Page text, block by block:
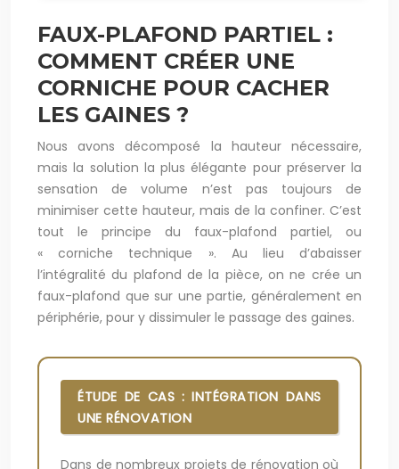
FAUX-PLAFOND PARTIEL :
COMMENT CRÉER UNE
CORNICHE POUR CACHER
LES GAINES ?
Nous avons décomposé la hauteur nécessaire,
mais la solution la plus élégante pour préserver la
sensation de volume n’est pas toujours de
minimiser cette hauteur, mais de la confiner. C’est
tout le principe du faux-plafond partiel, ou
« corniche technique ». Au lieu d’abaisser
l’intégralité du plafond de la pièce, on ne crée un
faux-plafond que sur une partie, généralement en
périphérie, pour y dissimuler le passage des gaines.
ÉTUDE DE CAS : INTÉGRATION DANS
UNE RÉNOVATION
Dans de nombreux projets de rénovation où